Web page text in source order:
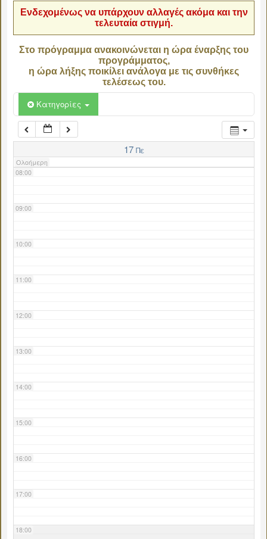
Ενδεχομένως να υπάρχουν αλλαγές ακόμα και την
τελευταία στιγμή.
Στο πρόγραμμα ανακοινώνεται η ώρα έναρξης του
προγράμματος,
η ώρα λήξης ποικίλει ανάλογα με τις συνθήκες
τελέσεως του.
Κατηγορίες
17 Πε
Ολοήμερη
06:00
07:00
08:00
09:00
10:00
11:00
12:00
13:00
14:00
15:00
16:00
17:00
18:00